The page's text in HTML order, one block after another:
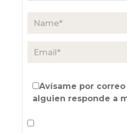
Avísame por
alguien responde a